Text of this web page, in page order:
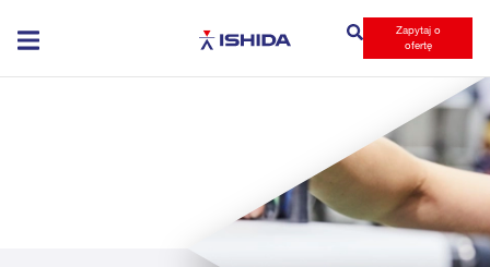
Zapytaj o
ofertę